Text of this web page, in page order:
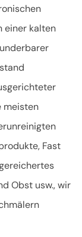
einer kalten
meisten
Fast
Obst usw., wir